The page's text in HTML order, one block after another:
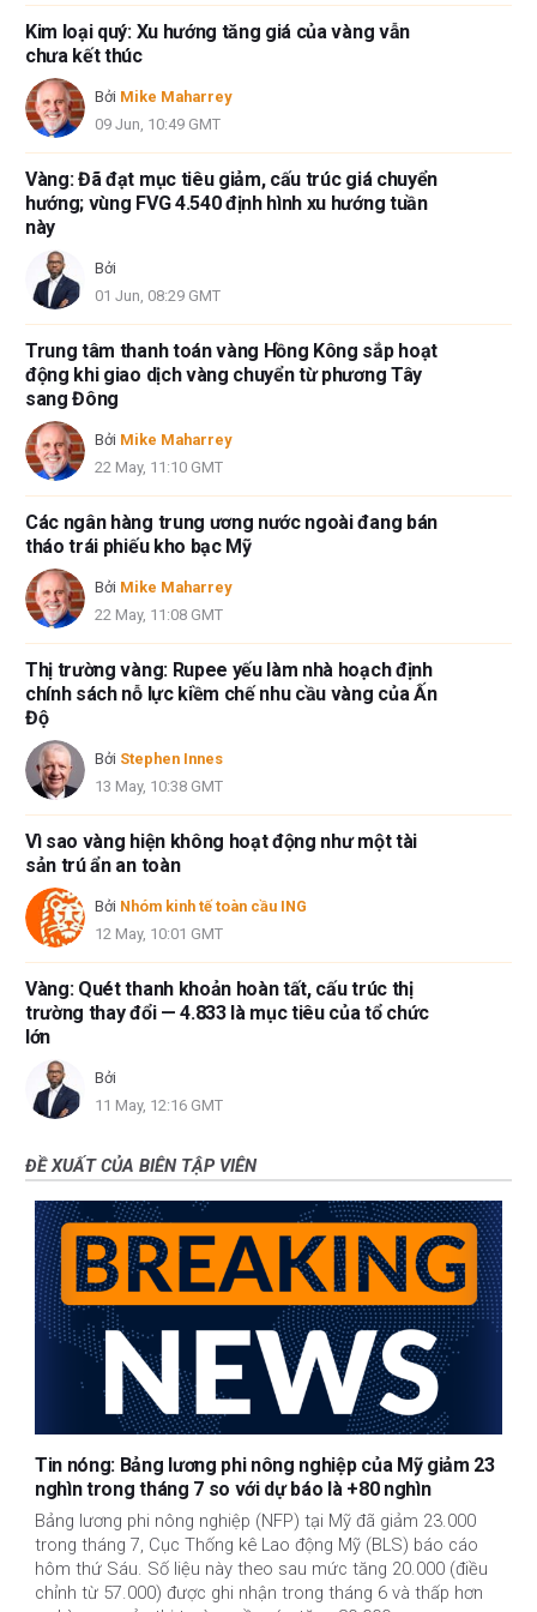
Kim loại quý: Xu hướng tăng giá của vàng vẫn
chưa kết thúc
Bởi Mike Maharrey
09 Jun, 10:49 GMT
Vàng: Đã đạt mục tiêu giảm, cấu trúc giá chuyển
hướng; vùng FVG 4.540 định hình xu hướng tuần
này
Bởi
01 Jun, 08:29 GMT
Trung tâm thanh toán vàng Hồng Kông sắp hoạt
động khi giao dịch vàng chuyển từ phương Tây
sang Đông
Bởi Mike Maharrey
22 May, 11:10 GMT
Các ngân hàng trung ương nước ngoài đang bán
tháo trái phiếu kho bạc Mỹ
Bởi Mike Maharrey
22 May, 11:08 GMT
Thị trường vàng: Rupee yếu làm nhà hoạch định
chính sách nỗ lực kiềm chế nhu cầu vàng của Ấn
Độ
Bởi Stephen Innes
13 May, 10:38 GMT
Vì sao vàng hiện không hoạt động như một tài
sản trú ẩn an toàn
Bởi Nhóm kinh tế toàn cầu ING
12 May, 10:01 GMT
Vàng: Quét thanh khoản hoàn tất, cấu trúc thị
trường thay đổi — 4.833 là mục tiêu của tổ chức
lớn
Bởi
11 May, 12:16 GMT
ĐỀ XUẤT CỦA BIÊN TẬP VIÊN
Tin nóng: Bảng lương phi nông nghiệp của Mỹ giảm 23
nghìn trong tháng 7 so với dự báo là +80 nghìn
Bảng lương phi nông nghiệp (NFP) tại Mỹ đã giảm 23.000
trong tháng 7, Cục Thống kê Lao động Mỹ (BLS) báo cáo
hôm thứ Sáu. Số liệu này theo sau mức tăng 20.000 (điều
chỉnh từ 57.000) được ghi nhận trong tháng 6 và thấp hơn